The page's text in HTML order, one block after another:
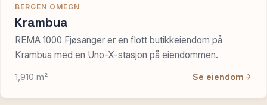
BERGEN OMEGN
Krambua
REMA 1000 Fjøsanger er en flott butikkeiendom på
Krambua med en Uno-X-stasjon på eiendommen.
1,910 m² Se eiendom